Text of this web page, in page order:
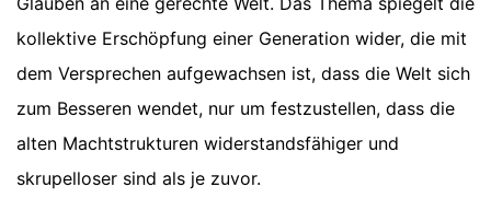
kollektive Erschöpfung einer Generation wider, die mit
dem Versprechen aufgewachsen ist, dass die Welt sich
zum Besseren wendet, nur um festzustellen, dass die
alten Machtstrukturen widerstandsfähiger und
skrupelloser sind als je zuvor.